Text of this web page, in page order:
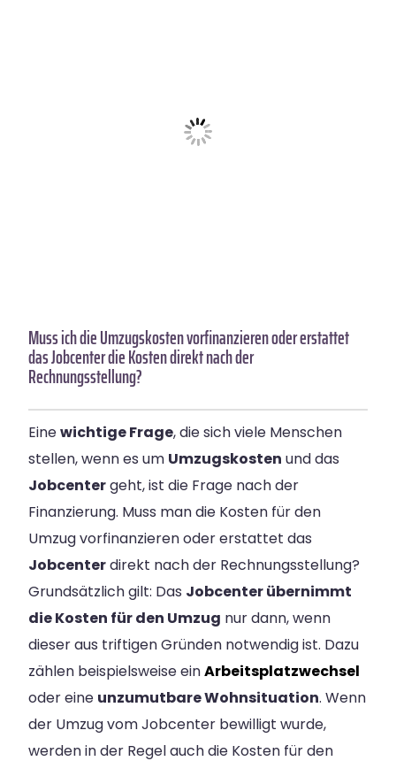
Muss ich die Umzugskosten vorfinanzieren oder erstattet
das Jobcenter die Kosten direkt nach der
Rechnungsstellung?
Einewichtige Frage, die sich viele Menschen
stellen, wenn es um Umzugskosten und das
Jobcentergeht, ist die Frage nach der
Finanzierung. Muss man die Kosten für den
Umzug vorfinanzieren oder erstattet das
Jobcenterdirekt nach der Rechnungsstellung?
Grundsätzlich gilt: Das Jobcenter übernimmt
die Kosten für den Umzug nur dann, wenn
dieser aus triftigen Gründen notwendig ist. Dazu
zählen beispielsweise einArbeitsplatzwechsel
oder eine unzumutbare Wohnsituation. Wenn
der Umzug vom Jobcenter bewilligt wurde,
werden in der Regel auch die Kosten für den